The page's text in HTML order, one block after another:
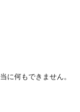
に何もできません。